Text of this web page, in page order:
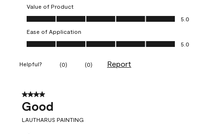
Value of Product
Value of Product, 5.0 out of 5
5.0
Ease of Application
Ease of Application, 5.0 out of 5
5.0
Helpful? (0) (0) Report
4 out of 5 stars.
Good
LAUTHARUS PAINTING